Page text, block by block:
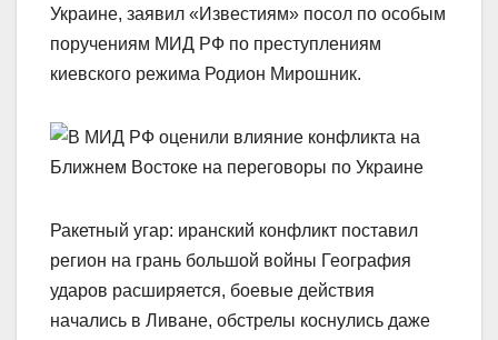
Украине, заявил «Известиям» посол по особым
поручениям МИД РФ по преступлениям
киевского режима Родион Мирошник.
Ракетный угар: иранский конфликт поставил
регион на грань большой войны География
ударов расширяется, боевые действия
начались в Ливане, обстрелы коснулись даже